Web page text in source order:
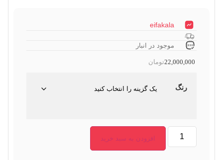
eifakala
موجود در انبار
تومان
رنگ
افزودن به سبد خرید